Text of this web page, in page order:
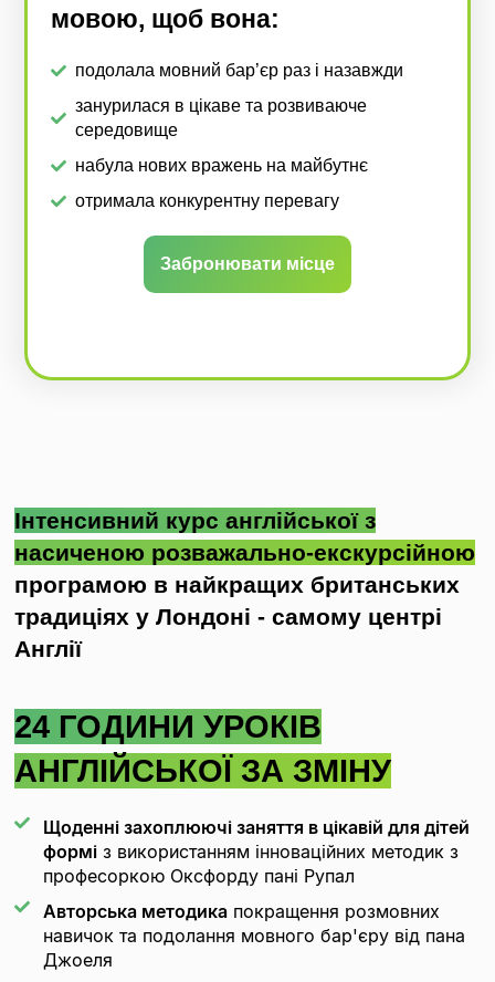
мовою, щоб вона:
подолала мовний бар’єр раз і назавжди
занурилася в цікаве та розвиваюче
середовище
набула нових вражень на майбутнє
отримала конкурентну перевагу
Забронювати місце
Інтенсивний курс англійської з
насиченою розважально-екскурсійною
програмою в найкращих британських
традиціях у Лондоні - самому центрі
Англії
24 ГОДИНИ УРОКІВ
АНГЛІЙСЬКОЇ ЗА ЗМІНУ
Щоденні захоплюючі заняття в цікавій для дітей
форміз використанням інноваційних методик з
професоркою Оксфорду пані Рупал
Авторська методикапокращення розмовних
навичок та подолання мовного бар'єру від пана
Джоеля